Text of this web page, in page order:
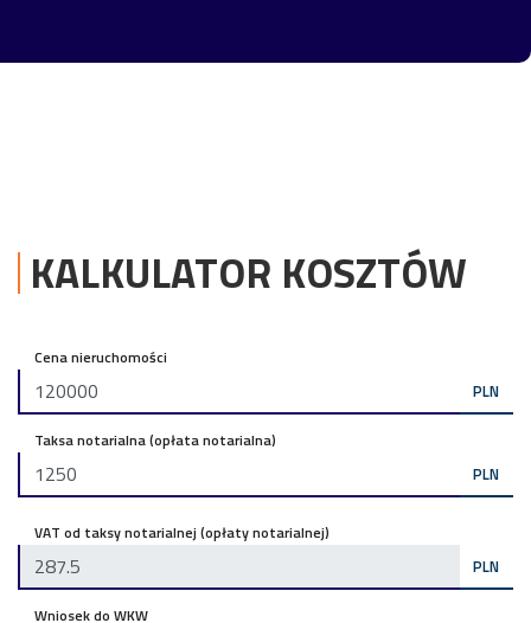
KALKULATOR KOSZTÓW
Cena nieruchomości
PLN
Taksa notarialna (opłata notarialna)
PLN
VAT od taksy notarialnej (opłaty notarialnej)
PLN
Wniosek do WKW